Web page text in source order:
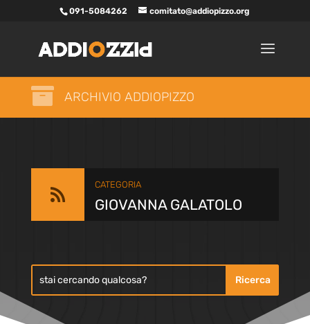
091-5084262 comitato@addiopizzo.org
 ARCHIVIO ADDIOPIZZO

CATEGORIA
GIOVANNA GALATOLO